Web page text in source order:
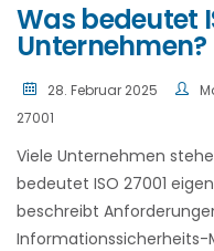
Was bedeutet
Unternehmen?
28. Februar 2025
27001
Viele Unternehmen
bedeutet ISO 27001
beschreibt
Informationssicherheits-